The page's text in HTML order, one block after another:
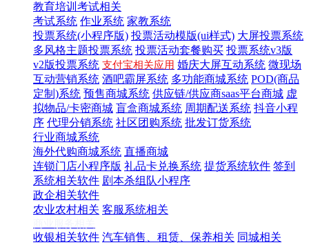
教育培训考试相关
考试系统 作业系统 家教系统
投票系统(小程序版) 投票活动模版(ui样式) 大屏投票系统
多风格主题投票系统 投票活动套餐购买 投票系统v3版
v2版投票系统 支付宝相关应用 婚庆大屏互动系统 微现场
互动营销系统 酒吧霸屏系统 多功能商城系统 POD(商品
定制)系统 预售商城系统 供应链/供应商saas平台商城 虚
拟物品/卡密商城 盲盒商城系统 周期配送系统 抖音小程
序 代理分销系统 社区团购系统 批发订货系统
行业商城系统
海外代购商城系统 直播商城
连锁门店小程序版 礼品卡兑换系统 提货系统软件 签到
系统相关软件 剧本杀组队小程序
政企相关软件
农业农村相关 客服系统相关
收银相关软件 汽车销售、租赁、保养相关 同城相关